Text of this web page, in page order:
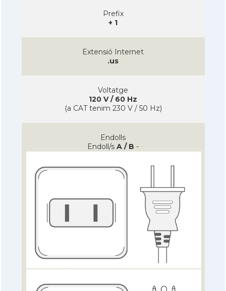
Prefix
+ 1
Extensió Internet
.us
Voltatge
120 V / 60 Hz
(a CAT tenim 230 V / 50 Hz)
Endolls
Endoll/s A / B -